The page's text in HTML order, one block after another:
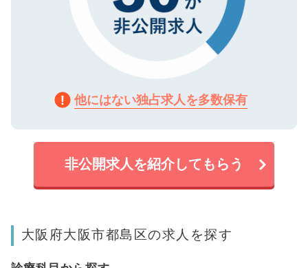
他にはない独占求人を多数保有
非公開求人を紹介してもらう
大阪府大阪市都島区の求人を探す